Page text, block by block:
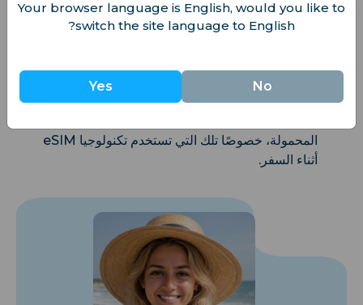
Dr. Linda Cho
المحمولة، خصوصًا تلك التي تستخدم تكنولوجيا eSIM
أثناء السفر.
Your browser language is English, would you like to
switch the site language to English?
No
Yes